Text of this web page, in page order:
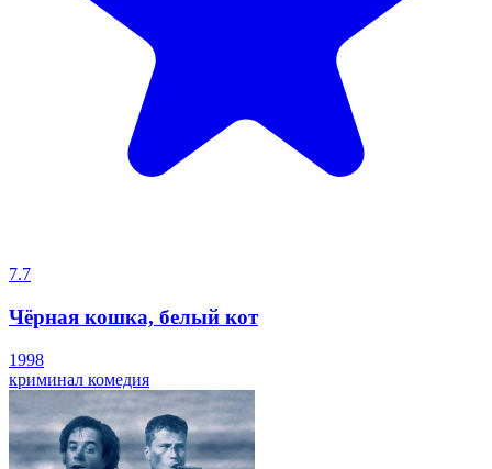
7.7
Чёрная кошка, белый кот
1998
криминал комедия